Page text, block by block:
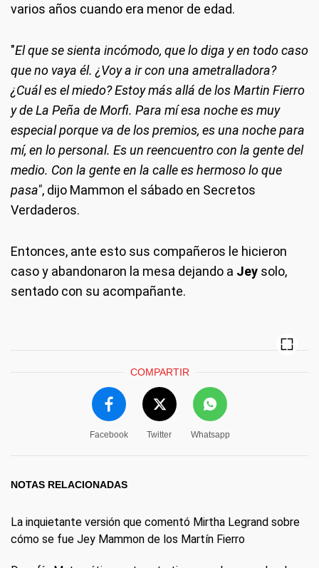
varios años cuando era menor de edad.
"El que se sienta incómodo, que lo diga y en todo caso
que no vaya él. ¿Voy a ir con una ametralladora?
¿Cuál es el miedo? Estoy más allá de los Martin Fierro
y de La Peña de Morfi. Para mí esa noche es muy
especial porque va de los premios, es una noche para
mí, en lo personal. Es un reencuentro con la gente del
medio. Con la gente en la calle es hermoso lo que
pasa", dijo Mammon el sábado en Secretos
Verdaderos.
Entonces, ante esto sus compañeros le hicieron
caso y abandonaron la mesa dejando a Jey solo,
sentado con su acompañante.
COMPARTIR
Facebook Twitter Whatsapp
NOTAS RELACIONADAS
La inquietante versión que comentó Mirtha Legrand sobre
cómo se fue Jey Mammon de los Martín Fierro